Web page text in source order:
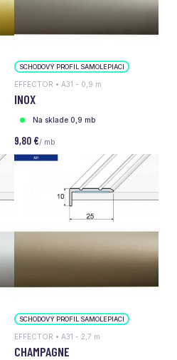
SCHODOVÝ PROFIL SAMOLEPIACI
EFFECTOR • A31 - 0,9 m
INOX
Na sklade 0,9 mb
9,80 €/ mb
SCHODOVÝ PROFIL SAMOLEPIACI
EFFECTOR • A31 - 2,7 m
CHAMPAGNE